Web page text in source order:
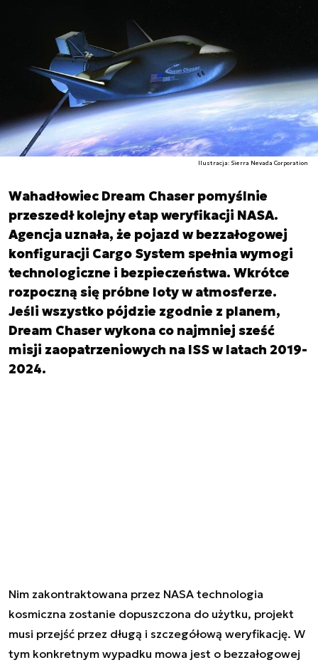
Ilustracja: Sierra Nevada Corporation
Wahadłowiec Dream Chaser pomyślnie
przeszedł kolejny etap weryfikacji NASA.
Agencja uznała, że pojazd w bezzałogowej
konfiguracji Cargo System spełnia wymogi
technologiczne i bezpieczeństwa. Wkrótce
rozpoczną się próbne loty w atmosferze.
Jeśli wszystko pójdzie zgodnie z planem,
Dream Chaser wykona co najmniej sześć
misji zaopatrzeniowych na ISS w latach 2019-
2024.
Nim zakontraktowana przez NASA technologia
kosmiczna zostanie dopuszczona do użytku, projekt
musi przejść przez długą i szczegółową weryfikację. W
tym konkretnym wypadku mowa jest o bezzałogowej